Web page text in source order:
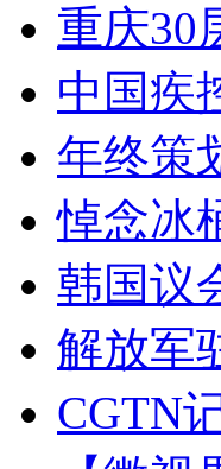
重庆
中国疾
年终策
悼念冰
韩国议
解放军
CGTN